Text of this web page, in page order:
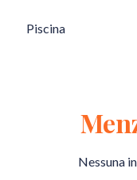
Piscina
Nessuna